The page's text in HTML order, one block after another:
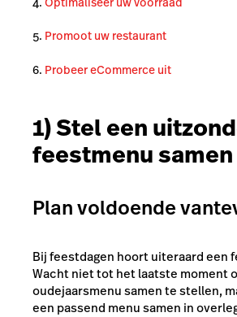
Promoot uw restaurant
Probeer eCommerce uit
1) Stel een
feestmenu samen
Plan voldoende
Bij feestdagen hoort uiteraard een
Wacht niet tot het laatste moment
oudejaarsmenu samen te stellen,
een passend menu samen in